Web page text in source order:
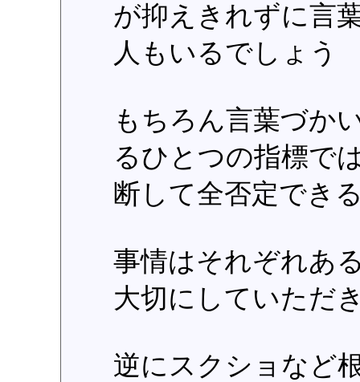
が抑えきれずに言
人もいるでしょう
もちろん言葉づか
るひとつの指標で
断して全否定でき
事情はそれぞれあ
大切にしていただ
逆にスクショなど